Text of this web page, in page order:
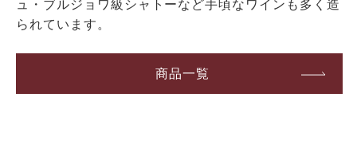
ュ・ブルジョワ級シャトーなど手頃なワインも多く造
られています。
商品一覧